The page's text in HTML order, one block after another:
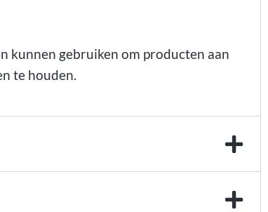
kunnen gebruiken om producten aan
te houden.